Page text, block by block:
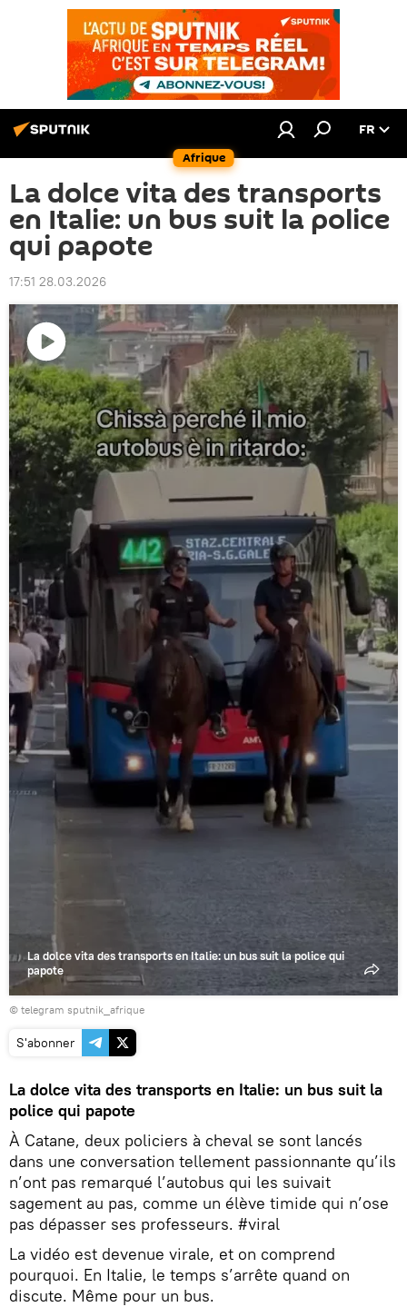
Afrique
FR
La dolce vita des transports
en Italie: un bus suit la police
qui papote
17:51 28.03.2026
Lire
la
vidéo
La dolce vita des transports en Italie: un bus suit la police qui
papote
© telegram sputnik_afrique
S'abonner
La dolce vita des transports en Italie: un bus suit la
police qui papote
À Catane, deux policiers à cheval se sont lancés
dans une conversation tellement passionnante qu’ils
n’ont pas remarqué l’autobus qui les suivait
sagement au pas, comme un élève timide qui n’ose
pas dépasser ses professeurs. #viral
La vidéo est devenue virale, et on comprend
pourquoi. En Italie, le temps s’arrête quand on
discute. Même pour un bus.